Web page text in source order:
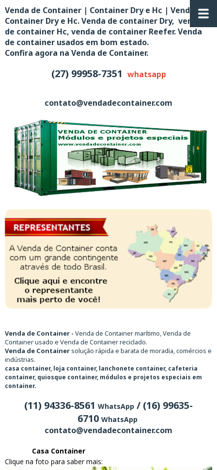
Venda de Container | Container Dry e Hc | Venda de
Container Dry e Hc. Venda de container Dry, venda
de container Hc, venda de container Reefer. Venda
de container usados em bom estado.
Confira agora na Venda de Container.
(27) 99958-7351 whatsapp
contato@vendadecontainer.com
Venda de Container - Venda de Container marítimo, Venda de
Container usado e Venda de Container reciclado.
Venda de Containersolução rápida e barata de moradia, comércios e
indústrias.
casa container, loja container, lanchonete container, cafeteria
container, quiosque container, módulos e projetos especiais em
container.
(11) 94336-8561 WhatsApp / (16) 99635-
6710 WhatsApp
contato@vendadecontainer.com
Casa Container
Clique na foto para saber mais: